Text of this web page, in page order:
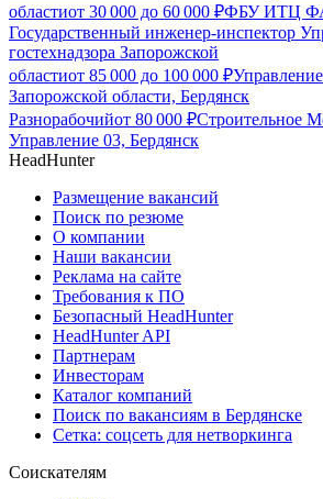
областиот 30 000 до 60 000 ₽ФБУ ИТЦ
Государственный инженер-инспектор
гостехнадзора Запорожской
областиот 85 000 до 100 000 ₽Управление
Запорожской области, Бердянск
Разнорабочийот 80 000 ₽Строительное
Управление 03, Бердянск
HeadHunter
Размещение вакансий
Поиск по резюме
О компании
Наши вакансии
Реклама на сайте
Требования к ПО
Безопасный HeadHunter
HeadHunter API
Партнерам
Инвесторам
Каталог компаний
Поиск по вакансиям в Бердянске
Сетка: соцсеть для нетворкинга
Соискателям